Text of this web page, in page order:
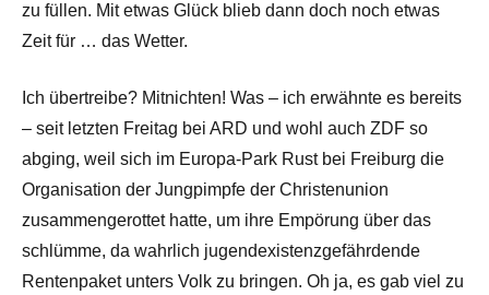
zu füllen. Mit etwas Glück blieb dann doch noch etwas
Zeit für … das Wetter.
Ich übertreibe? Mitnichten! Was – ich erwähnte es bereits
– seit letzten Freitag bei ARD und wohl auch ZDF so
abging, weil sich im Europa-Park Rust bei Freiburg die
Organisation der Jungpimpfe der Christenunion
zusammengerottet hatte, um ihre Empörung über das
schlümme, da wahrlich jugendexistenzgefährdende
Rentenpaket unters Volk zu bringen. Oh ja, es gab viel zu